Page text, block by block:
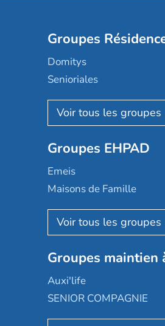
Groupes
Domitys
Senioriales
Nohée
Les Résidentiels
Mobicap
Domusvi
Happy Senior
Aquarelia
Nexity edenea
Les jardins d'Arcadie
Occitalia
Appartseniors
Groupes EHPAD
Emeis
Maisons de Famille
Korian
Emera
Groupe SOS
Le Noble Âge
Almage
Groupes maintien
Auxi'life
SENIOR COMPAGNIE
AGE D'OR Services